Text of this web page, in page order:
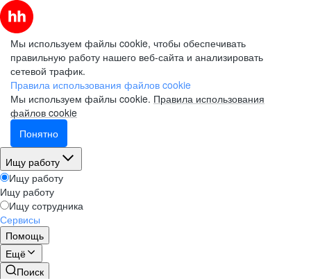
Мы используем файлы cookie, чтобы обеспечивать
правильную работу нашего веб-сайта и анализировать
сетевой трафик.
Правила использования файлов cookie
Мы используем файлы cookie. Правила использования
файлов cookie
Понятно
Ищу работу
Ищу работу
Ищу работу
Ищу сотрудника
Сервисы
Помощь
Ещё
Поиск